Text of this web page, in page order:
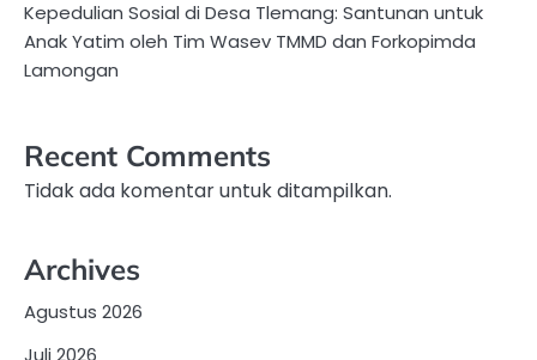
Kepedulian Sosial di Desa Tlemang: Santunan untuk
Anak Yatim oleh Tim Wasev TMMD dan Forkopimda
Lamongan
Recent Comments
Tidak ada komentar untuk ditampilkan.
Archives
Agustus 2026
Juli 2026